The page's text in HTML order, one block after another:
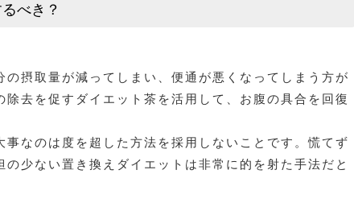
べき？
ダイエット中はどんな食事にするべき？
の摂取量が減ってしまい、便通が悪くなってしまう方が
去を促すダイエット茶を活用して、お腹の具合を回復
事なのは度を超した方法を採用しないことです。慌てず
少ない置き換えダイエットは非常に的を射た手法だと